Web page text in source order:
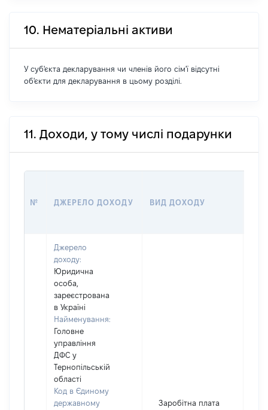
10. Нематеріальні активи
У суб'єкта декларування чи членів його сім'ї відсутні
об'єкти для декларування в цьому розділі.
11. Доходи, у тому числі подарунки
№ ДЖЕРЕЛО ДОХОДУ ВИД ДОХОДУ
Джерело
доходу:
Юридична
особа,
зареєстрована
в Україні
Найменування:
Головне
управління
ДФС у
Тернопільській
області
Код в Єдиному
державному
Заробітна плата